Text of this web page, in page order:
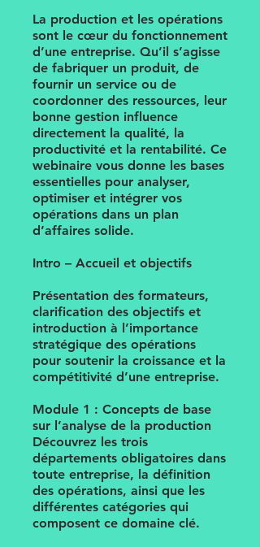
La production et les opérations
sont le cœur du fonctionnement
d’une entreprise. Qu’il s’agisse
de fabriquer un produit, de
fournir un service ou de
coordonner des ressources, leur
bonne gestion influence
directement la qualité, la
productivité et la rentabilité. Ce
webinaire vous donne les bases
essentielles pour analyser,
optimiser et intégrer vos
opérations dans un plan
d’affaires solide.
Intro – Accueil et objectifs
Présentation des formateurs,
clarification des objectifs et
introduction à l’importance
stratégique des opérations
pour soutenir la croissance et la
compétitivité d’une entreprise.
Module 1 : Concepts de base
sur l’analyse de la production
Découvrez les trois
départements obligatoires dans
toute entreprise, la définition
des opérations, ainsi que les
différentes catégories qui
composent ce domaine clé.